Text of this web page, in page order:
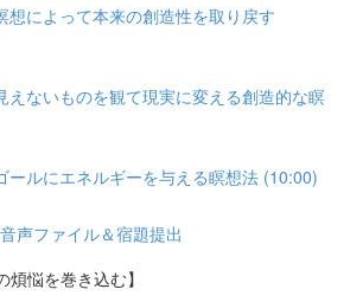
によって本来の創造性を取り戻す
ないものを観て現実に変える創造的な瞑
ルにエネルギーを与える瞑想法 (10:00)
声ファイル＆宿題提出
悩を巻き込む】